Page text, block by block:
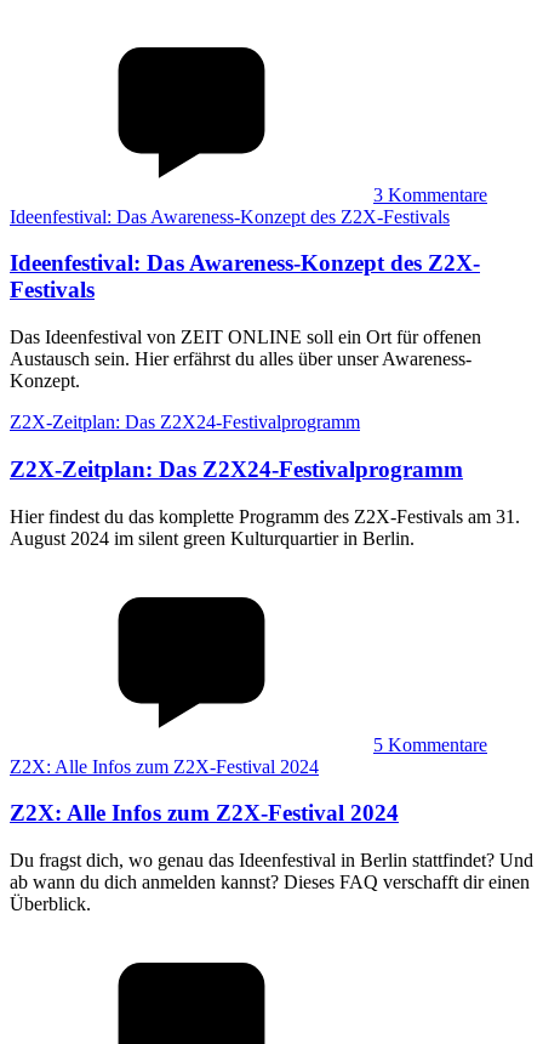
3 Kommentare
Ideenfestival: Das Awareness-Konzept des Z2X-Festivals
Ideenfestival: Das Awareness-Konzept des Z2X-
Festivals
Das Ideenfestival von ZEIT ONLINE soll ein Ort für offenen
Austausch sein. Hier erfährst du alles über unser Awareness-
Konzept.
Z2X-Zeitplan: Das Z2X24-Festivalprogramm
Z2X-Zeitplan: Das Z2X24-Festivalprogramm
Hier findest du das komplette Programm des Z2X-Festivals am 31.
August 2024 im silent green Kulturquartier in Berlin.
5 Kommentare
Z2X: Alle Infos zum Z2X-Festival 2024
Z2X: Alle Infos zum Z2X-Festival 2024
Du fragst dich, wo genau das Ideenfestival in Berlin stattfindet? Und
ab wann du dich anmelden kannst? Dieses FAQ verschafft dir einen
Überblick.